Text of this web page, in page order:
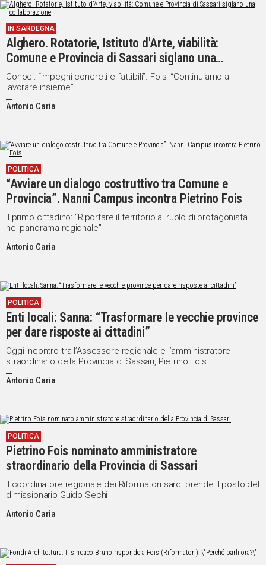
IN SARDEGNA
Alghero. Rotatorie, Istituto d'Arte, viabilità:
Comune e Provincia di Sassari siglano una
collaborazione
Conoci: “Impegni concreti e fattibili”. Fois: “Continuiamo a
lavorare insieme”
Antonio Caria
POLITICA
“Avviare un dialogo costruttivo tra Comune e
Provincia”. Nanni Campus incontra Pietrino Fois
Il primo cittadino: “Riportare il territorio al ruolo di protagonista
nel panorama regionale”
Antonio Caria
POLITICA
Enti locali: Sanna: “Trasformare le vecchie province
per dare risposte ai cittadini”
Oggi incontro tra l’Assessore regionale e l’amministratore
straordinario della Provincia di Sassari, Pietrino Fois
Antonio Caria
POLITICA
Pietrino Fois nominato amministratore
straordinario della Provincia di Sassari
Il coordinatore regionale dei Riformatori sardi prende il posto del
dimissionario Guido Sechi
Antonio Caria